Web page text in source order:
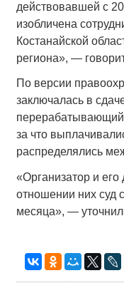
действовавшей с
изобличена
Костанайской
региона», —
По версии
заключалась в
за что
распределялись
«Организатор и
отношении них суд
месяца», —